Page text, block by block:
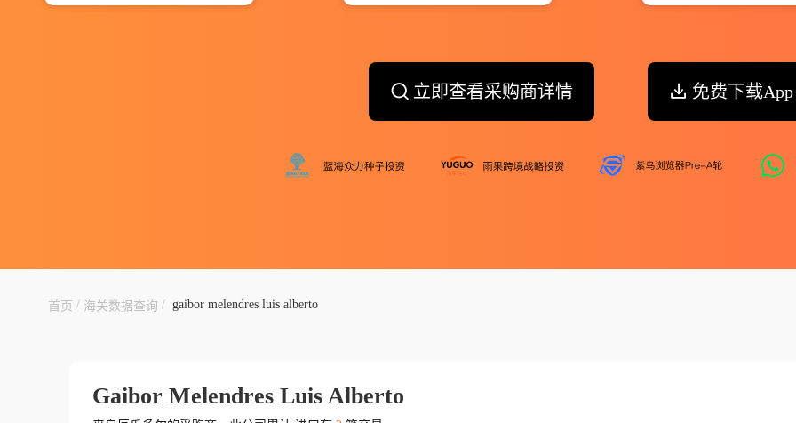
立即查看采购商详情 免费下载App
首页 / 海关数据查询 / gaibor melendres luis alberto
Gaibor Melendres Luis Alberto